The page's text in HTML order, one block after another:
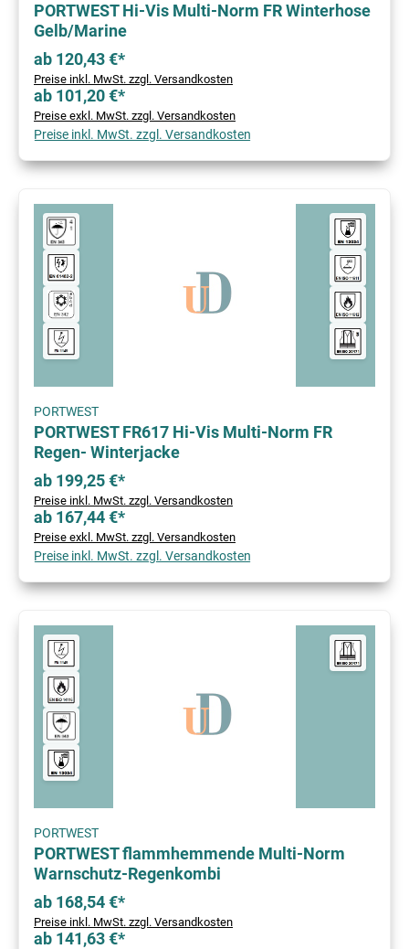
PORTWEST Hi-Vis Multi-Norm FR Winterhose
Gelb/Marine
ab 120,43 €*
Preise inkl. MwSt. zzgl. Versandkosten
ab 101,20 €*
Preise exkl. MwSt. zzgl. Versandkosten
Preise inkl. MwSt. zzgl. Versandkosten
PORTWEST
PORTWEST FR617 Hi-Vis Multi-Norm FR
Regen- Winterjacke
ab 199,25 €*
Preise inkl. MwSt. zzgl. Versandkosten
ab 167,44 €*
Preise exkl. MwSt. zzgl. Versandkosten
Preise inkl. MwSt. zzgl. Versandkosten
PORTWEST
PORTWEST flammhemmende Multi-Norm
Warnschutz-Regenkombi
ab 168,54 €*
Preise inkl. MwSt. zzgl. Versandkosten
ab 141,63 €*